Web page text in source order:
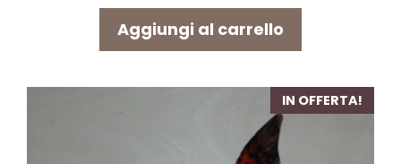
originale
era:
attuale
Aggiungi al carrello
IN OFFERTA!